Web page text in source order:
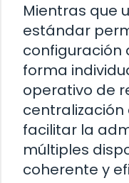
Mientras que
estándar
configuración
forma
operativo de
facilitar la
múltiples
coherente y